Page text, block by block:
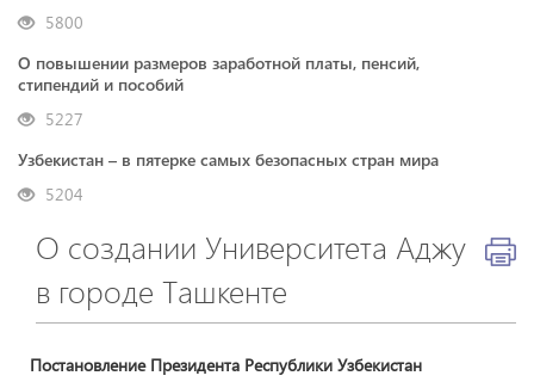
5800
О повышении размеров заработной платы, пенсий,
стипендий и пособий
5227
Узбекистан – в пятерке самых безопасных стран мира
5204
О создании Университета Аджу
в городе Ташкенте
Постановление Президента Республики Узбекистан